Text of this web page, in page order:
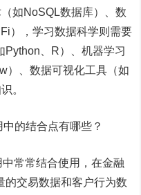
如NoSQL数据库）、数
），学习数据科学则需要
Python、R）、机器学习
）、数据可视化工具（如
。
的结合点有哪些？
常常结合使用，在金融
的交易数据和客户行为数